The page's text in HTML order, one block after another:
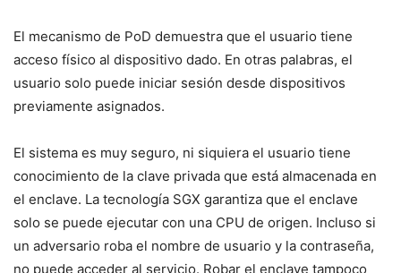
El mecanismo de PoD demuestra que el usuario tiene
acceso físico al dispositivo dado. En otras palabras, el
usuario solo puede iniciar sesión desde dispositivos
previamente asignados.
El sistema es muy seguro, ni siquiera el usuario tiene
conocimiento de la clave privada que está almacenada en
el enclave. La tecnología SGX garantiza que el enclave
solo se puede ejecutar con una CPU de origen. Incluso si
un adversario roba el nombre de usuario y la contraseña,
no puede acceder al servicio. Robar el enclave tampoco